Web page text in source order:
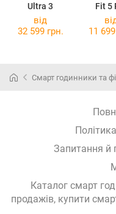
Ultra 3
Fit 5
від
32 599 грн.
11
Смарт годинники та
Запитання й
Каталог смарт
продажів, купити